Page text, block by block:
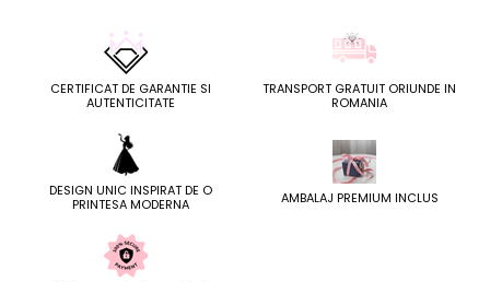
CERTIFICAT DE GARANTIE SI
AUTENTICITATE
TRANSPORT GRATUIT ORIUNDE IN
ROMANIA
DESIGN UNIC INSPIRAT DE O
PRINTESA MODERNA
AMBALAJ PREMIUM INCLUS